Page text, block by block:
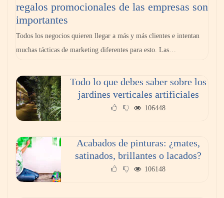
cuesta: Michelin lo demuestra ante notario
público
transición a la jornada de 40 horas? Guía
InfoBlock
regalos promocionales de las empresas son
importantes
Todos los negocios quieren llegar a más y más clientes e intentan
muchas tácticas de marketing diferentes para esto. Las…
Todo lo que debes saber sobre los
jardines verticales artificiales
106448
Acabados de pinturas: ¿mates,
satinados, brillantes o lacados?
106148